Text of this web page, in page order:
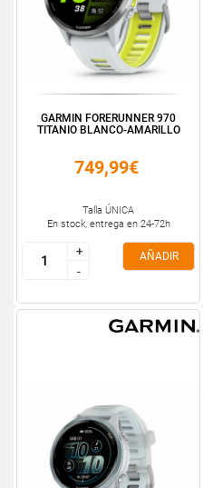
GARMIN FORERUNNER 970
TITANIO BLANCO-AMARILLO
749,99€
Talla ÚNICA
En stock, entrega en 24-72h
+
-
+
-
AÑADIR